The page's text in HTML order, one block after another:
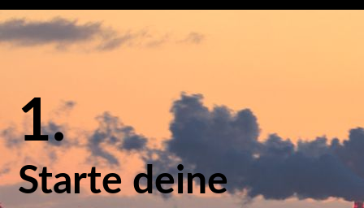
1.
Starte deine